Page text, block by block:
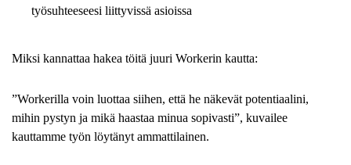
työsuhteeseesi liittyvissä asioissa
Miksi kannattaa hakea töitä juuri Workerin kautta:
”Workerilla voin luottaa siihen, että he näkevät potentiaalini,
mihin pystyn ja mikä haastaa minua sopivasti”, kuvailee
kauttamme työn löytänyt ammattilainen.